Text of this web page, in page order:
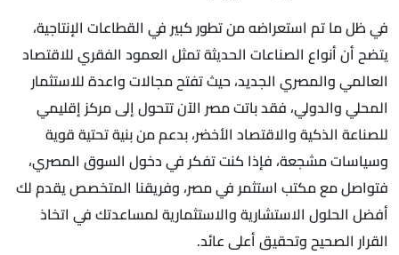
في ظل ما تم استعراضه من تطور كبير في القطاعات الإنتاجية،
يتضح أن أنواع الصناعات الحديثة تمثل العمود الفقري للاقتصاد
العالمي والمصري الجديد، حيث تفتح مجالات واعدة للاستثمار
المحلي والدولي، فقد باتت مصر الآن تتحول إلى مركز إقليمي
للصناعة الذكية والاقتصاد الأخضر، بدعم من بنية تحتية قوية
وسياسات مشجعة، فإذا كنت تفكر في دخول السوق المصري،
فتواصل مع مكتب استثمر في مصر، وفريقنا المتخصص يقدم لك
أفضل الحلول الاستشارية والاستثمارية لمساعدتك في اتخاذ
القرار الصحيح وتحقيق أعلى عائد.